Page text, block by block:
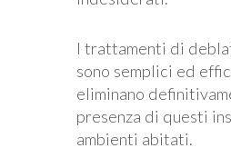
I trattamenti di
sono semplici ed
eliminano
presenza di questi
ambienti abitati.